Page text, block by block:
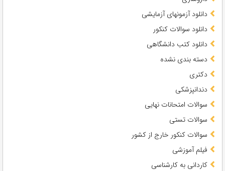
دانلود آزمونهای آزمایشی
دانلود سوالات کنکور
دانلود کتب دانشگاهی
دسته بندی نشده
دکتری
دندانپزشکی
سوالات امتحانات نهایی
سوالات تستی
سوالات کنکور خارج از کشور
فیلم آموزشی
کاردانی به کارشناسی